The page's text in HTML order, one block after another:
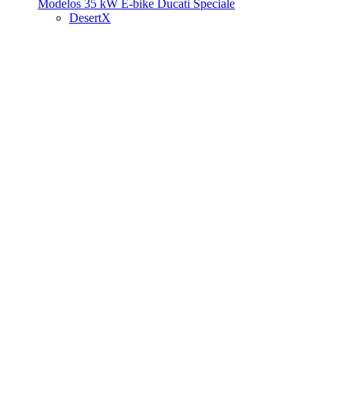
Modelos 35 kW E-bike Ducati Speciale
DesertX